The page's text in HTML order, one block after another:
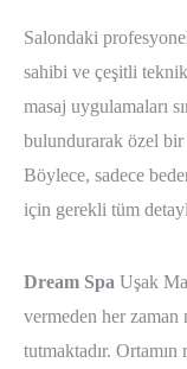
Salondaki
sahibi ve çeşitli
masaj uygulamaları
bulundurarak özel bir
Böylece, sadece
için gerekli tüm
Dream Spa Uşak
vermeden her
tutmaktadır. Ortamın